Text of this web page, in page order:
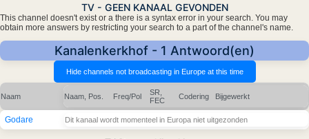
TV - GEEN KANAAL GEVONDEN
This channel doesn't exist or a there is a syntax error in your search. You may
obtain more answers by restricting your search to a part of the channel's name.
Kanalenkerkhof - 1 Antwoord(en)
Naam Naam, Pos. Freq/Pol
SR,
FEC
Codering Bijgewerkt
Godare Dit kanaal wordt momenteel in Europa niet uitgezonden